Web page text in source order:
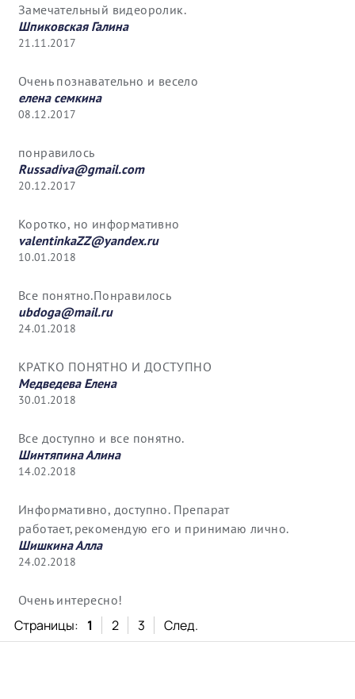
Замечательный видеоролик.
Шпиковская Галина
21.11.2017
Очень познавательно и весело
елена семкина
08.12.2017
понравилось
Russadiva@gmail.com
20.12.2017
Коротко, но информативно
valentinkaZZ@yandex.ru
10.01.2018
Все понятно.Понравилось
ubdoga@mail.ru
24.01.2018
КРАТКО ПОНЯТНО И ДОСТУПНО
Медведева Елена
30.01.2018
Все доступно и все понятно.
Шинтяпина Алина
14.02.2018
Информативно, доступно. Препарат
работает,рекомендую его и принимаю лично.
Шишкина Алла
24.02.2018
Очень интересно!
Страницы: 1 2 3 След.